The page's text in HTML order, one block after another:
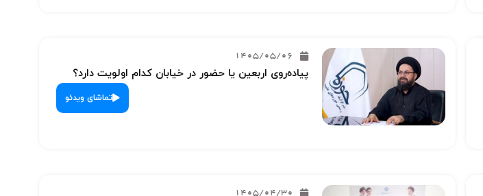
1405/05/06
پیاده‌روی اربعین یا حضور در خیابان کدام اولویت دارد؟
تماشای ویدئو
1405/04/30